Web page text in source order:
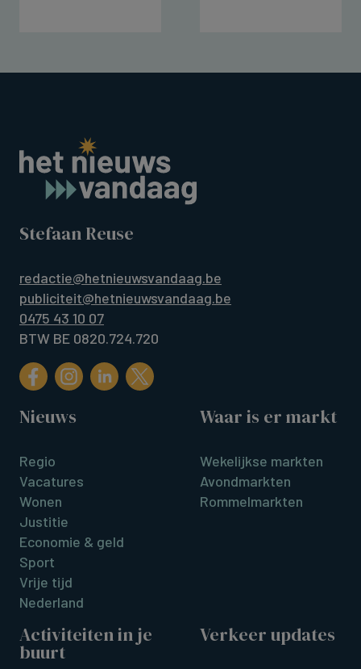
Stefaan Reuse
redactie@hetnieuwsvandaag.be
publiciteit@hetnieuwsvandaag.be
0475 43 10 07
BTW BE 0820.724.720
Nieuws
Regio
Vacatures
Wonen
Justitie
Economie & geld
Sport
Vrije tijd
Nederland
Waar is er markt
Wekelijkse markten
Avondmarkten
Rommelmarkten
Activiteiten in je
buurt
Verkeer updates